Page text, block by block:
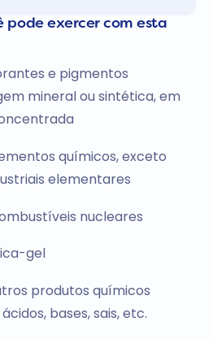
pode exercer com esta
e pigmentos
mineral ou sintética, em
químicos, exceto
elementares
nucleares
gel
produtos químicos
bases, sais, etc.